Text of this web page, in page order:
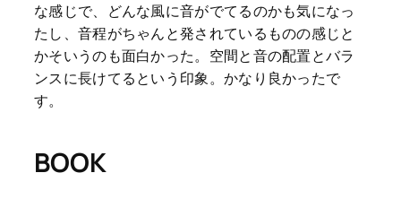
な感じで、どんな風に音がでてるのかも気になっ
たし、音程がちゃんと発されているものの感じと
かそいうのも面白かった。空間と音の配置とバラ
ンスに長けてるという印象。かなり良かったで
す。
BOOK